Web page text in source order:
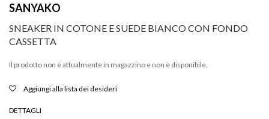
SANYAKO
SNEAKER IN COTONE E SUEDE BIANCO CON FONDO
CASSETTA
Il prodotto non è attualmente in magazzino e non è disponibile.
Aggiungi alla lista dei desideri
DETTAGLI